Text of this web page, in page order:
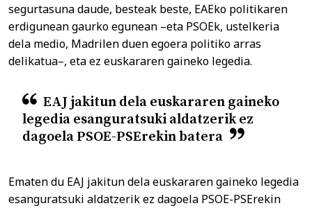
segurtasuna daude, besteak beste, EAEko politikaren
erdigunean gaurko egunean –eta PSOEk, ustelkeria
dela medio, Madrilen duen egoera politiko arras
delikatua–, eta ez euskararen gaineko legedia.
EAJ jakitun dela euskararen gaineko
legedia esanguratsuki aldatzerik ez
dagoela PSOE-PSErekin batera
Ematen du EAJ jakitun dela euskararen gaineko legedia
esanguratsuki aldatzerik ez dagoela PSOE-PSErekin